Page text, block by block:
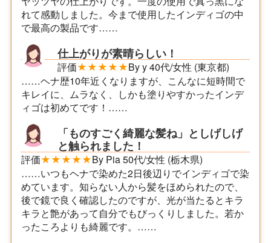
れて感動しました。今まで使用したインディゴの中
で最高の製品です……
仕上がりが素晴らしい！
評価★★★★★By y 40代/女性 (東京都)
……ヘナ歴10年近くなりますが、こんなに短時間で
キレイに、ムラなく、しかも塗りやすかったインデ
ィゴは初めてです！……
「ものすごく綺麗な髪ね」としげしげ
と触られました！
評価★★★★★By Pia 50代/女性 (栃木県)
……いつもヘナで染めた2日後辺りでインディゴで染
めています。知らない人から髪をほめられたので、
後で鏡で良く確認したのですが、光が当たるとキラ
キラと艶があって自分でもびっくりしました。若か
ったころよりも綺麗です。……